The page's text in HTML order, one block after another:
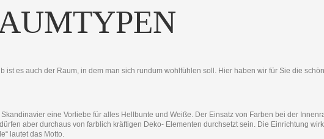
ist es auch der Raum, in dem man sich rundum wohlfühlen soll. Hier haben wir für Sie die
eine Vorliebe für alles Hellbunte und Weiße. Der Einsatz von Farben bei der
aber durchaus von farblich kräftigen Deko- Elementen durchsetzt sein. Die Einrichtung
lautet das Motto.